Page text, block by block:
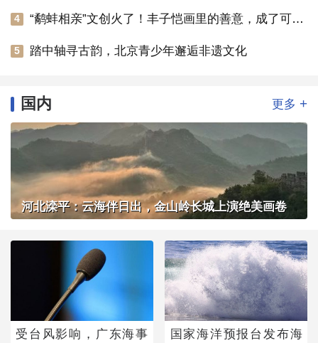
4 “鹬蚌相亲”文创火了！丰子恺画里的善意，成了可以随身携带的治愈感
5 踏中轴寻古韵，北京青少年邂逅非遗文化
国内 更多 +
河北滦平：云海伴日出，金山岭长城上演绝美画卷
受台风影响，广东海事
国家海洋预报台发布海